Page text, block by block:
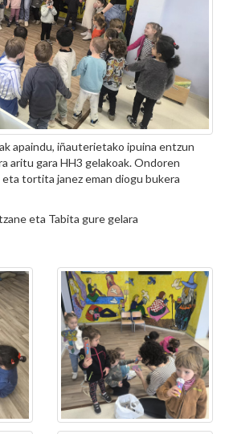
apaindu, iñauterietako ipuina entzun
aritu gara HH3 gelakoak. Ondoren
tortita janez eman diogu bukera
eta Tabita gure gelara